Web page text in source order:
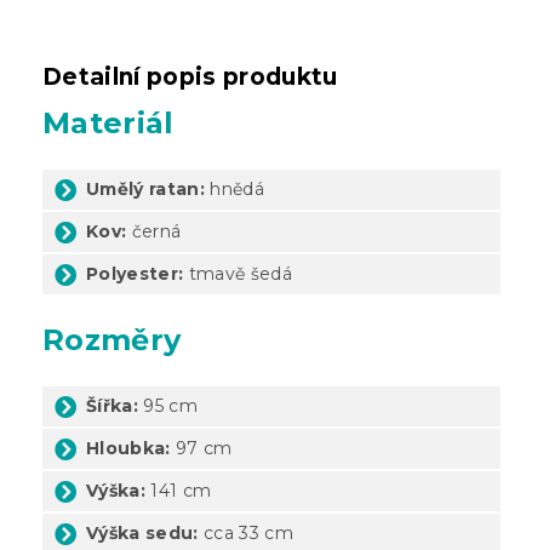
Detailní popis produktu
Materiál
Umělý ratan: hnědá
Kov: černá
Polyester: tmavě šedá
Rozměry
Šířka: 95 cm
Hloubka: 97 cm
Výška: 141 cm
Výška sedu: cca 33 cm